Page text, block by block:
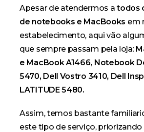
Apesar de atendermos a todos
de notebooks e MacBooks em
estabelecimento, aqui vão
que sempre passam pela loja:
e MacBook A1466, Notebook
5470, Dell Vostro 3410, Dell
LATITUDE 5480.
Assim, temos bastante
este tipo de serviço, priorizando